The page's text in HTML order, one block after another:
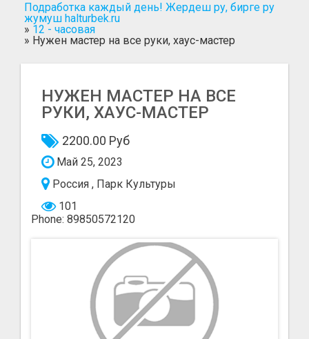
Поиск
Подработка каждый день! Жердеш ру, бирге ру
жумуш halturbek.ru
» 12 - часовая
» Нужен мастер на все руки, хаус-мастер
НУЖЕН МАСТЕР НА ВСЕ
РУКИ, ХАУС-МАСТЕР
2200.00 Руб
Май 25, 2023
Россия , Парк Культуры
101
Phone: 89850572120